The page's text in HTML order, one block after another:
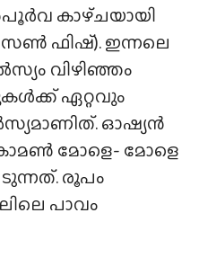
കാഴ്‌ചയായി
ഫിഷ്). ഇന്നലെ
വിഴിഞ്ഞം
ഏറ്റവും
ഓഷ്യൻ
മോളെ- മോളെ
രൂപം
പാവം